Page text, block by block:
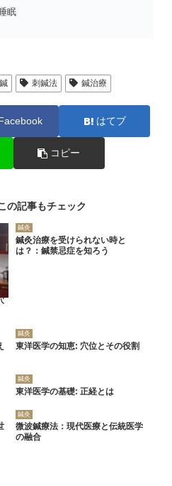
眠
刺鍼法 鍼治療
はてブ
コピー
の記事もチェック
鍼灸
鍼灸治療を受けられない時と
は？：鍼禁忌症を知ろう
鍼灸
東洋医学の知恵: 穴位とその役割
鍼灸
東洋医学の基礎: 正経とは
鍼灸
微波鍼療法：現代医療と伝統医学
の融合